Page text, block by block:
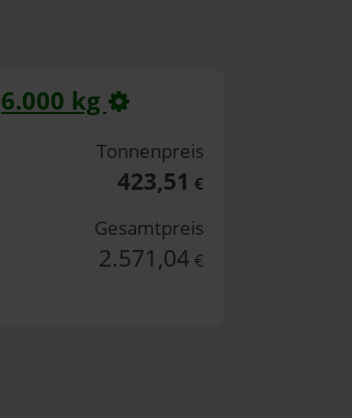
6.000 kg
Tonnenpreis
423,51 €
Gesamtpreis
2.571,04 €